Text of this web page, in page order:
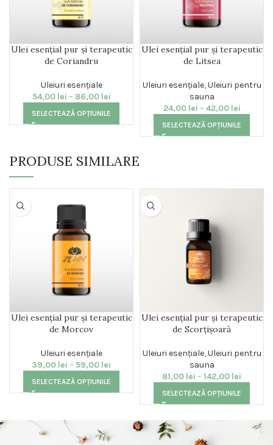
Ulei esențial pur și terapeutic
de Coriandru
Uleiuri esențiale
54,00 lei – 86,00 lei
SELECTEAZĂ OPȚIUNILE
Ulei esențial pur și terapeutic
de Litsea
Uleiuri esențiale,Uleiuri pentru
sauna
24,00 lei – 42,00 lei
SELECTEAZĂ OPȚIUNILE
PRODUSE SIMILARE
Ulei esențial pur și terapeutic
de Morcov
Uleiuri esențiale
39,00 lei – 59,00 lei
SELECTEAZĂ OPȚIUNILE
Ulei esențial pur și terapeutic
de Scorțișoară
Uleiuri esențiale,Uleiuri pentru
sauna
81,00 lei – 142,00 lei
SELECTEAZĂ OPȚIUNILE